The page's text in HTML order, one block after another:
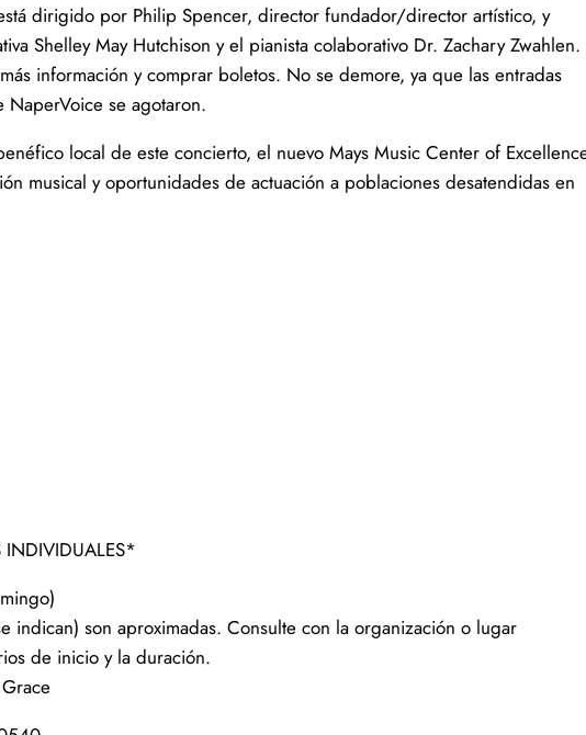
dirigido por Philip Spencer, director fundador/director artístico, y
Shelley May Hutchison y el pianista colaborativo Dr. Zachary Zwahlen.
información y comprar boletos. No se demore, ya que las entradas
NaperVoice se agotaron.
local de este concierto, el nuevo Mays Music Center of
musical y oportunidades de actuación a poblaciones desatendidas en
INDIVIDUALES*
indican) son aproximadas. Consulte con la organización o lugar
de inicio y la duración.